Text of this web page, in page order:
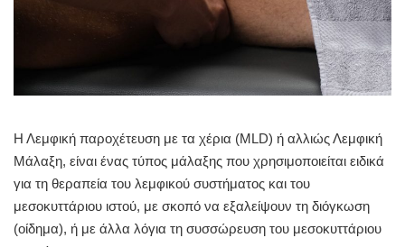
Η Λεμφική παροχέτευση με τα χέρια (MLD) ή αλλιώς Λεμφική
Μάλαξη, είναι ένας τύπος μάλαξης που χρησιμοποιείται ειδικά
για τη θεραπεία του λεμφικού συστήματος και του
μεσοκυττάριου ιστού, με σκοπό να εξαλείψουν τη διόγκωση
(οίδημα), ή με άλλα λόγια τη συσσώρευση του μεσοκυττάριου